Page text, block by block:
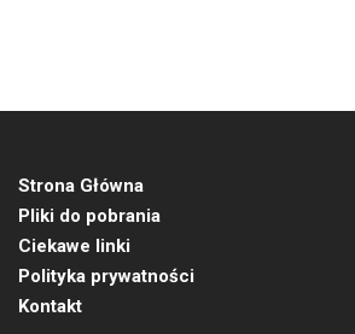
Strona Główna
Pliki do pobrania
Ciekawe linki
Polityka prywatności
Kontakt